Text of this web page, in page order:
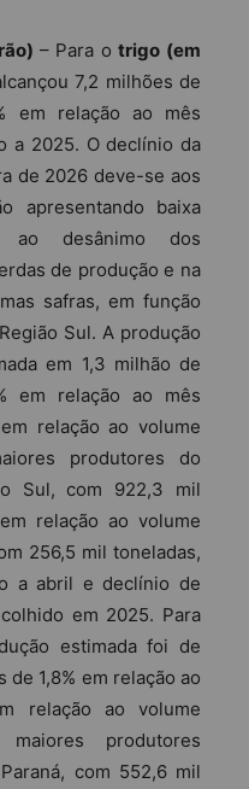
– Para otrigo (em
7,2 milhões de
em relação ao mês
a 2025. O declínio da
de 2026 deve-se aos
apresentando baixa
ao desânimo dos
de produção e na
safras, em função
Sul. A produção
em 1,3 milhão de
em relação ao mês
relação ao volume
produtores do
Sul, com 922,3 mil
relação ao volume
256,5 mil toneladas,
a abril e declínio de
em 2025. Para
estimada foi de
1,8% em relação ao
relação ao volume
produtores
com 552,6 mil